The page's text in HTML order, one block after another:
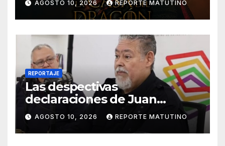
qué pasa con el Trono de
Hierro?
AGOSTO 10, 2026 REPORTE MATUTINO
REPORTAJE
Las despectivas
declaraciones de Juan
Barreto sobre María Corina
AGOSTO 10, 2026 REPORTE MATUTINO